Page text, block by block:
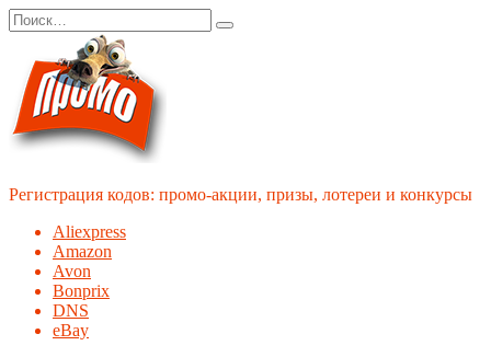
Перейти
к
содержанию
Search
for:
Регистрация кодов: промо-акции, призы, лотереи и конкурсы
Aliexpress
Amazon
Avon
Bonprix
DNS
eBay